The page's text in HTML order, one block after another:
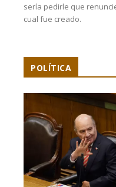
sería pedirle que
cual fue creado.
POLÍTICA